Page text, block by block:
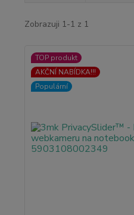
Zobrazuji 1-1 z 1
TOP produkt
AKČNÍ NABÍDKA!!!
Populární